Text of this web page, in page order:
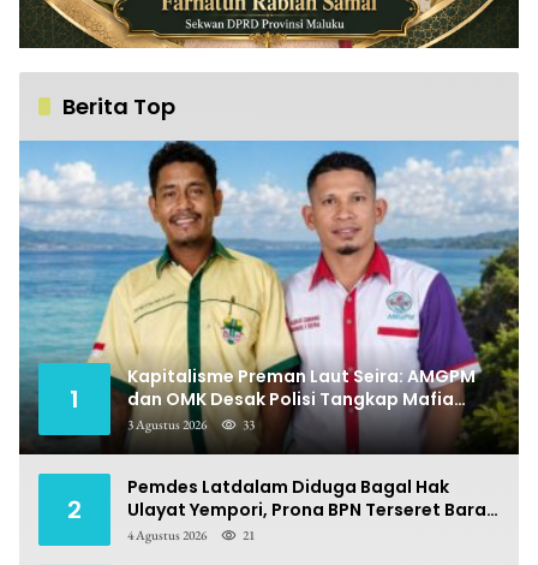
Berita Top
1
Kapitalisme Preman Laut Seira: AMGPM
dan OMK Desak Polisi Tangkap Mafia
Pungli
3 Agustus 2026 33
2
Pemdes Latdalam Diduga Bagal Hak
Ulayat Yempori, Prona BPN Terseret Bara
Sengketa
4 Agustus 2026 21